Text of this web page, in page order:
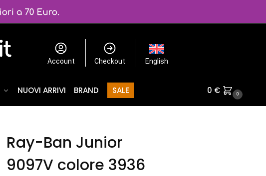
Account Checkout English
NUOVI ARRIVI BRAND SALE 0 € 0
Ray-Ban Junior
9097V colore 3936